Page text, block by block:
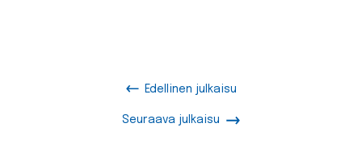
Edellinen julkaisu
Seuraava julkaisu